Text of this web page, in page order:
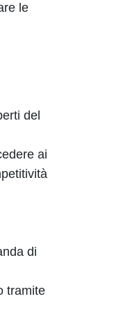
le
del
ai
di
tramite